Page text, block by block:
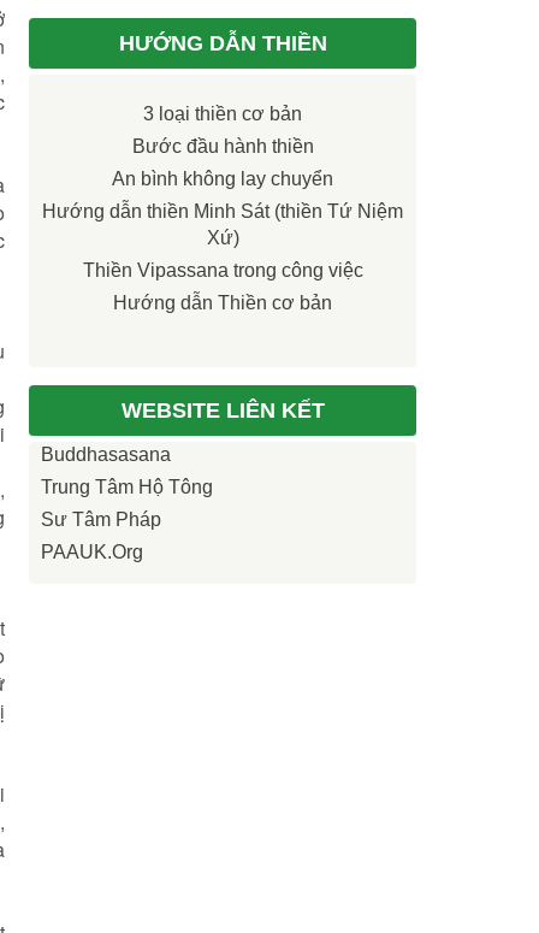
HƯỚNG DẪN THIỀN
3 loại thiền cơ bản
Bước đầu hành thiền
An bình không lay chuyển
Hướng dẫn thiền Minh Sát (thiền Tứ Niệm
Xứ)
Thiền Vipassana trong công việc
Hướng dẫn Thiền cơ bản
WEBSITE LIÊN KẾT
Buddhasasana
Trung Tâm Hộ Tông
Sư Tâm Pháp
PAAUK.org